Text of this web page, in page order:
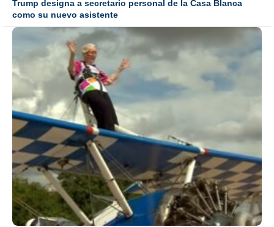
Trump designa a secretario personal de la Casa Blanca
como su nuevo asistente